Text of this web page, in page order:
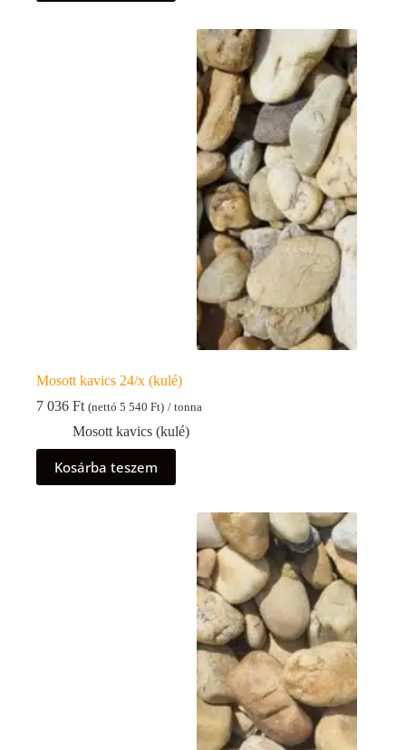
Mosott kavics 24/x (kulé)
7 036 Ft (nettó 5 540 Ft) / tonna
Mosott kavics (kulé)
Kosárba teszem